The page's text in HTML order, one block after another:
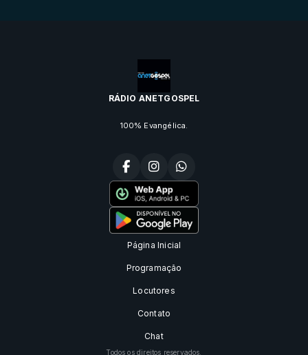
RÁDIO ANETGOSPEL
100% Evangélica.
Página Inicial
Programação
Locutores
Contato
Chat
Todos os direitos reservados.